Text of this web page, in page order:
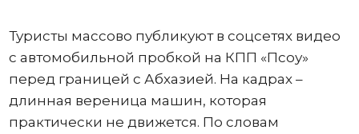
Туристы массово публикуют в соцсетях видео
с автомобильной пробкой на КПП «Псоу»
перед границей с Абхазией. На кадрах –
длинная вереница машин, которая
практически не движется. По словам